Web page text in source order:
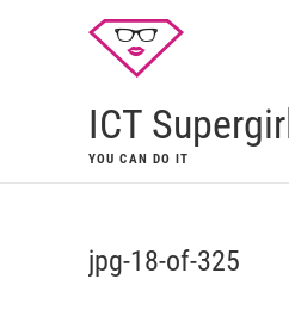
ICT
YOU CAN DO IT
jpg-18-of-325